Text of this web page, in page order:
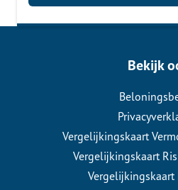
Bekijk
Vergelijkingskaart
Vergelijkingskaart
Vergelijkingskaart